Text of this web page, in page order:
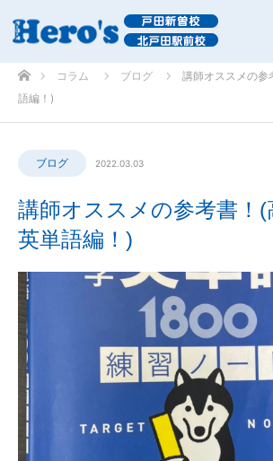
ホームコラム ブログ
講師オススメの
語編！)
ブログ 2022.03.03
講師オススメの参考書！
英単語編！)